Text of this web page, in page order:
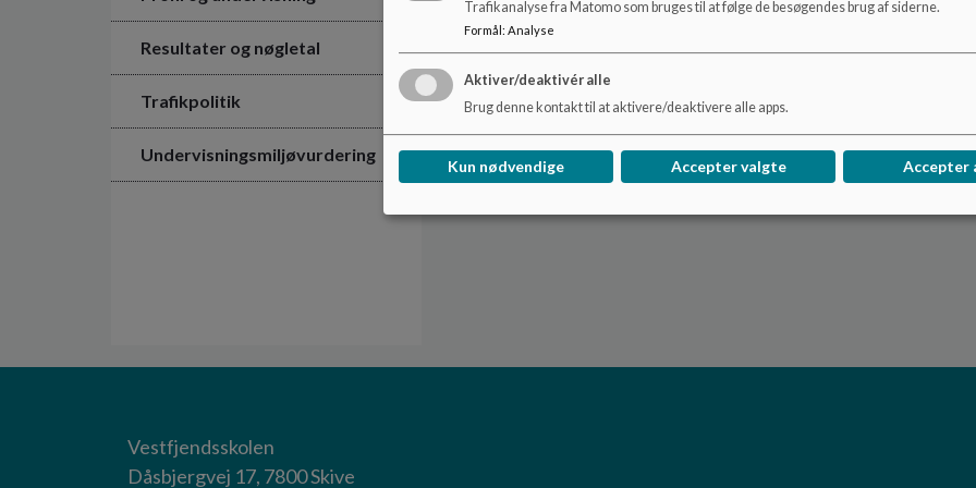
Resultater og nøgletal
Trafikpolitik
Undervisningsmiljøvurdering
Vestfjendsskolen
Dåsbjergvej 17, 7800 Skive
Trafikanalyse fra Matomo som bruges til at følge de besøgendes brug af siderne.
Formål: Analyse
Aktiver/deaktivér alle
Brug denne kontakt til at aktivere/deaktivere alle apps.
Kun nødvendige Accepter valgte Accepter